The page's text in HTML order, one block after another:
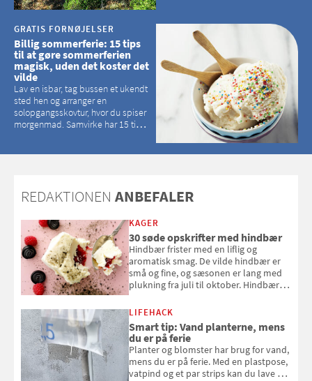
GRATIS FORNØJELSER
Billig sommerferie: 15 tips
til at gøre sommerferien
magisk, uden det koster det
vilde
Lav en isbar, tag bussen et ukendt
sted hen og arranger en
solopgangsskovtur, hvor du spiser
morgenmad. Samvirke har 15 tips
REDAKTIONEN ANBEFALER
KAGER
30 søde opskrifter med hindbær
Hindbær frister med en liflig og
aromatisk smag. De vilde hindbær er
små og fine, og sæsonen er lang med
plukning fra juli til oktober. Hindbær
kan bruge dine hindbær i alt fra
bagværk og salater til is og syltning.
LIFEHACK
Smart tip: Vand planterne, mens
du er på ferie
Planter og blomster har brug for vand,
mens du er på ferie. Med en plastpose,
vatpind og et par strips kan du lave dit